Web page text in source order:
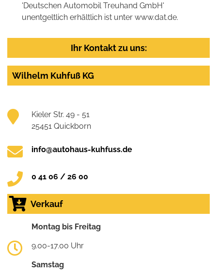
'Deutschen Automobil Treuhand GmbH'
unentgeltlich erhältlich ist unter www.dat.de.
Ihr Kontakt zu uns:
Wilhelm Kuhfuß KG
Kieler Str. 49 - 51
25451 Quickborn
info@autohaus-kuhfuss.de
0 41 06 / 26 00
Verkauf
Montag bis Freitag
9.00-17.00 Uhr
Samstag